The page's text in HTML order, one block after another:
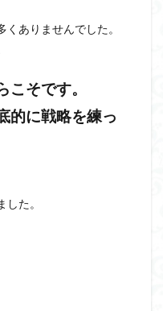
ありませんでした。
そです。
的に戦略を練っ
た。